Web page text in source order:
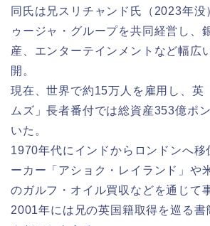
同氏は兄スリチャンド氏（2023年没
ゥージャ・グループを共同経営し、
産、エンターテインメントなど幅広
開。
現在、世界で約15万人を雇用し、英
ムズ」長者番付では総資産353億ポ
いた。
1970年代にインドからロンドンへ移
ーカー「アショク・レイランド」や
のガルフ・オイル買収などを通じて
2001年には兄の英国籍取得を巡る書